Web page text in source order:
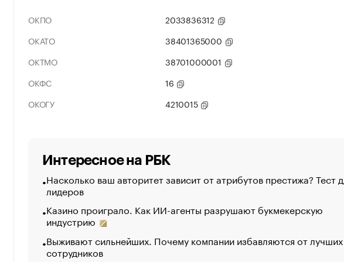
ОКПО
2033836312
ОКАТО
38401365000
ОКТМО
38701000001
ОКФС
16
ОКОГУ
4210015
Интересное на РБК
Насколько ваш авторитет зависит от атрибутов престижа? Тест
лидеров
Казино проиграло. Как ИИ-агенты разрушают букмекерскую
индустрию
Выживают сильнейших. Почему компании избавляются от лучших
сотрудников